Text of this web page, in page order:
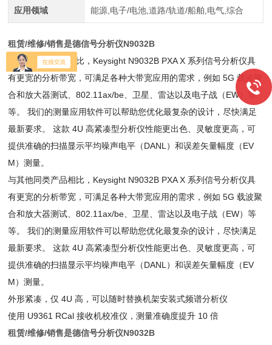
应用领域 能源,电子/电池,道路/轨道/船舶,电气,综合
租赁/维修/销售是德信号分析仪N9032B
与其他同类产品相比，Keysight N9032B PXA X 系列信号分析仪具
有更宽的分析带宽，可满足各种大带宽应用的需求，例如 5G 载波聚
合和放大器测试、802.11ax/be、卫星、雷达以及电子战（EW）等
等。 我们的测量应用软件可以帮助您优化最复杂的设计，尽快满足
最新要求。 这款 4U 高紧凑型分析仪性能更出色、灵敏度更高，可
提供准确的扫描显示平均噪声电平（DANL）和误差矢量幅度（EV
M）测量。
与其他同类产品相比，Keysight N9032B PXA X 系列信号分析仪具
有更宽的分析带宽，可满足各种大带宽应用的需求，例如 5G 载波聚
合和放大器测试、802.11ax/be、卫星、雷达以及电子战（EW）等
等。 我们的测量应用软件可以帮助您优化最复杂的设计，尽快满足
最新要求。 这款 4U 高紧凑型分析仪性能更出色、灵敏度更高，可
提供准确的扫描显示平均噪声电平（DANL）和误差矢量幅度（EV
M）测量。
外形紧凑，仅 4U 高，可以随时替换机架安装式频谱分析仪
使用 U9361 RCal 接收机校准仪，测量准确度提升 10 倍
租赁/维修/销售是德信号分析仪N9032B